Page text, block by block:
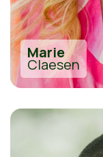
Marie
Claesen